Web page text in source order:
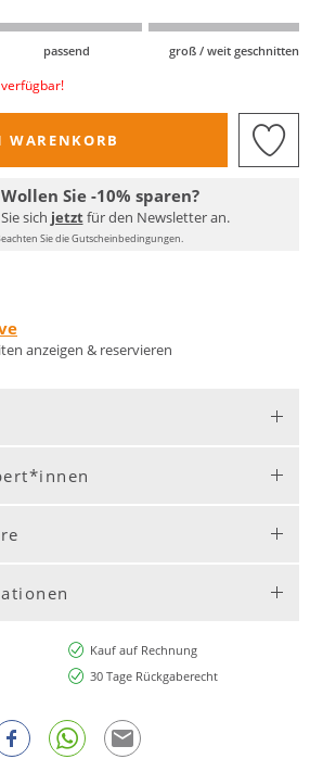
passend groß / weit geschnitten
WARENKORB
Wollen Sie -10% sparen?
sich jetztfür den Newsletter an.
Sie die Gutscheinbedingungen.
anzeigen & reservieren
Kauf auf Rechnung
30 Tage Rückgaberecht